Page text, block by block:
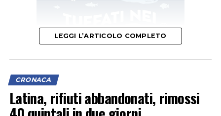
LEGGI L’ARTICOLO COMPLETO
CRONACA
Latina, rifiuti abbandonati, rimossi